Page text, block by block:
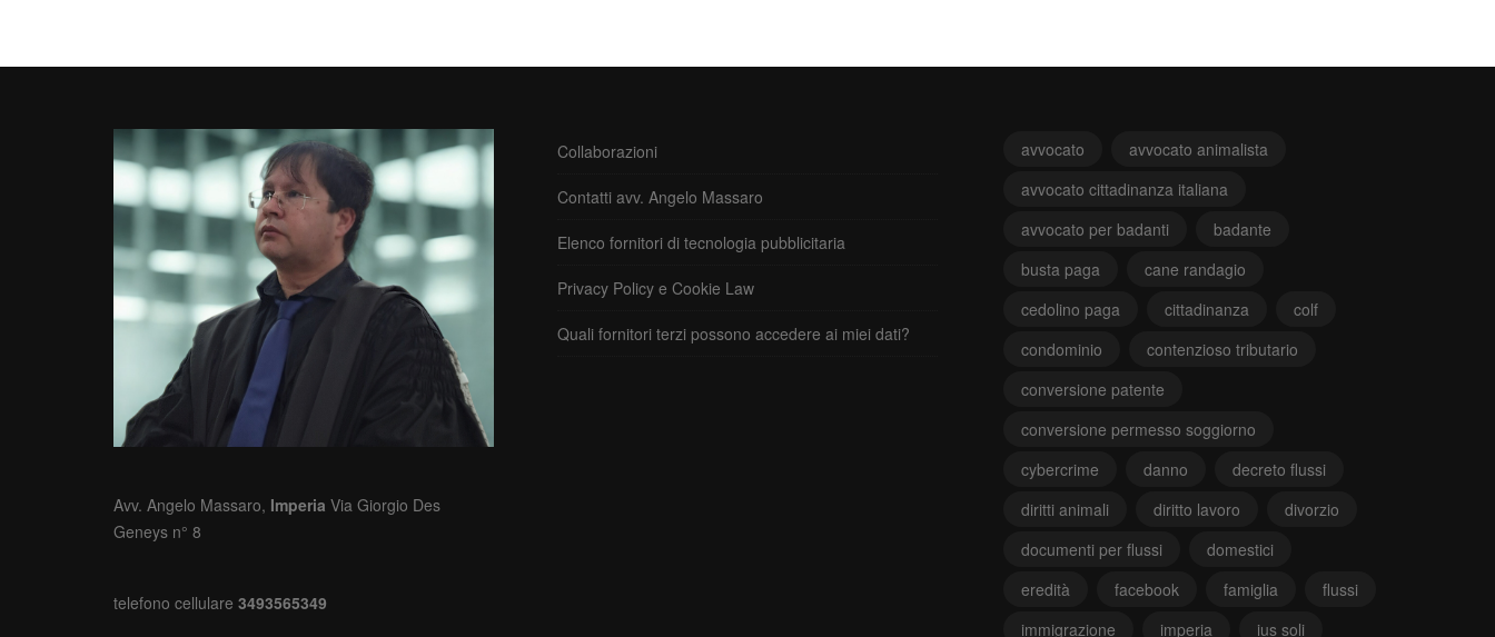
Avv. Angelo Massaro, Imperia Via Giorgio Des
Geneys n° 8
telefono cellulare 3493565349
Collaborazioni
Contatti avv. Angelo Massaro
Elenco fornitori di tecnologia pubblicitaria
Privacy Policy e Cookie Law
Quali fornitori terzi possono accedere ai miei dati?
avvocato
avvocato animalista
avvocato cittadinanza italiana
avvocato per badanti
badante
busta paga
cane randagio
cedolino paga
cittadinanza
colf
condominio
contenzioso tributario
conversione patente
conversione permesso soggiorno
cybercrime
danno
decreto flussi
diritti animali
diritto lavoro
divorzio
documenti per flussi
domestici
eredità
facebook famiglia
flussi
immigrazione
imperia ius soli